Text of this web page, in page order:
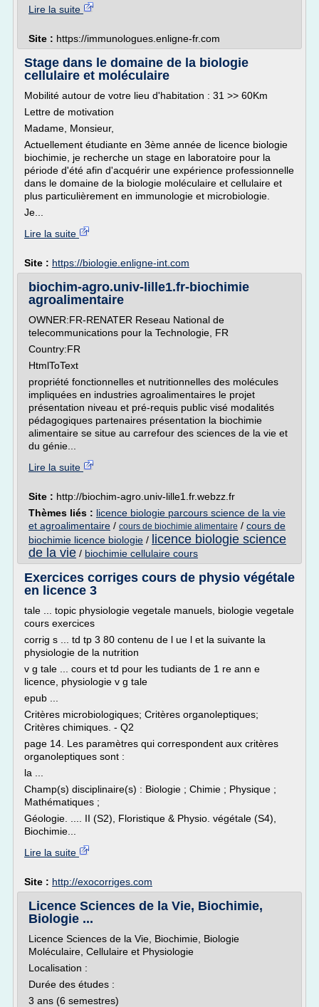
Lire la suite
Site : https://immunologues.enligne-fr.com
Stage dans le domaine de la biologie
cellulaire et moléculaire
Mobilité autour de votre lieu d'habitation : 31 >> 60Km
Lettre de motivation
Madame, Monsieur,
Actuellement étudiante en 3ème année de licence biologie
biochimie, je recherche un stage en laboratoire pour la
période d'été afin d'acquérir une expérience professionnelle
dans le domaine de la biologie moléculaire et cellulaire et
plus particulièrement en immunologie et microbiologie.
Je...
Lire la suite
Site : https://biologie.enligne-int.com
biochim-agro.univ-lille1.fr-biochimie
agroalimentaire
OWNER:FR-RENATER Reseau National de
telecommunications pour la Technologie, FR
Country:FR
HtmlToText
propriété fonctionnelles et nutritionnelles des molécules
impliquées en industries agroalimentaires le projet
présentation niveau et pré-requis public visé modalités
pédagogiques partenaires présentation la biochimie
alimentaire se situe au carrefour des sciences de la vie et
du génie...
Lire la suite
Site : http://biochim-agro.univ-lille1.fr.webzz.fr
Thèmes liés : licence biologie parcours science de la vie
et agroalimentaire / cours de biochimie alimentaire / cours de
biochimie licence biologie / licence biologie science
de la vie / biochimie cellulaire cours
Exercices corriges cours de physio végétale
en licence 3
tale ... topic physiologie vegetale manuels, biologie vegetale
cours exercices
corrig s ... td tp 3 80 contenu de l ue l et la suivante la
physiologie de la nutrition
v g tale ... cours et td pour les tudiants de 1 re ann e
licence, physiologie v g tale
epub ...
Critères microbiologiques; Critères organoleptiques;
Critères chimiques. - Q2
page 14. Les paramètres qui correspondent aux critères
organoleptiques sont :
la ...
Champ(s) disciplinaire(s) : Biologie ; Chimie ; Physique ;
Mathématiques ;
Géologie. .... II (S2), Floristique & Physio. végétale (S4),
Biochimie...
Lire la suite
Site : http://exocorriges.com
Licence Sciences de la Vie, Biochimie,
Biologie ...
Licence Sciences de la Vie, Biochimie, Biologie
Moléculaire, Cellulaire et Physiologie
Localisation :
Durée des études :
3 ans (6 semestres)